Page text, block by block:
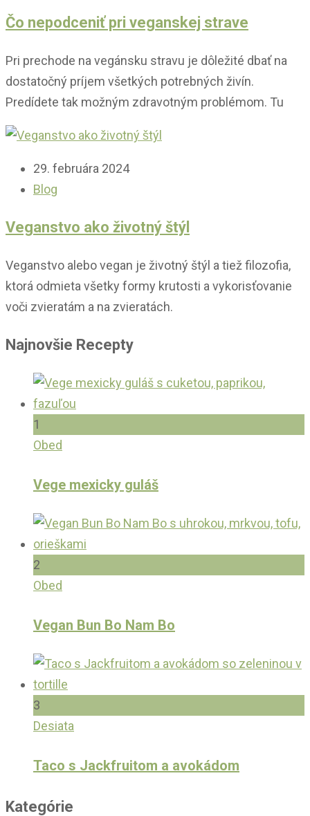
Čo nepodceniť pri veganskej strave
Pri prechode na vegánsku stravu je dôležité dbať na
dostatočný príjem všetkých potrebných živín.
Predídete tak možným zdravotným problémom. Tu
29. februára 2024
Blog
Veganstvo ako životný štýl
Veganstvo alebo vegan je životný štýl a tiež filozofia,
ktorá odmieta všetky formy krutosti a vykorisťovanie
voči zvieratám a na zvieratách.
Najnovšie Recepty
1
Obed
Vege mexicky guláš
2
Obed
Vegan Bun Bo Nam Bo
3
Desiata
Taco s Jackfruitom a avokádom
Kategórie